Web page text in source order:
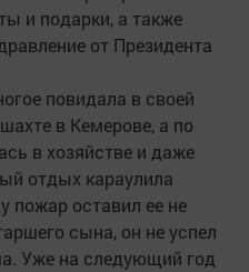
и подарки, а также
от Президента
повидала в своей
в Кемерове, а по
в хозяйстве и даже
отдых караулила
пожар оставил ее не
сына, он не успел
Уже на следующий год